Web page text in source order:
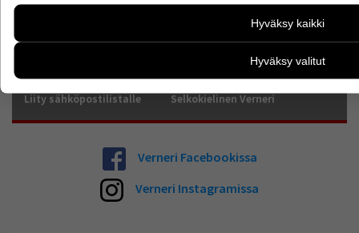
Palaute
Liity sähköpostilistalle Selkokielinen Verneri
Verneri Facebookissa
Verneri Instagramissa
esimerkiksi kävijämääristä ja siitä, mitä sivuja käytetään
kuitenkaan kerää henkilötietoja kuten nimiä, eikä tietoja
Hyväksy kaikki
Hyväksy valitut